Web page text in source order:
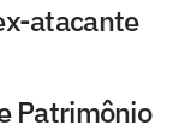
atacante
Patrimônio